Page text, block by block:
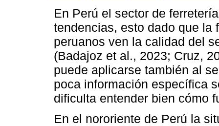
En Perú el sector de
tendencias, esto dado que la
peruanos ven la calidad del
(Badajoz et al., 2023; Cruz,
puede aplicarse también al
poca información específica
dificulta entender bien cómo
En el nororiente de Perú la